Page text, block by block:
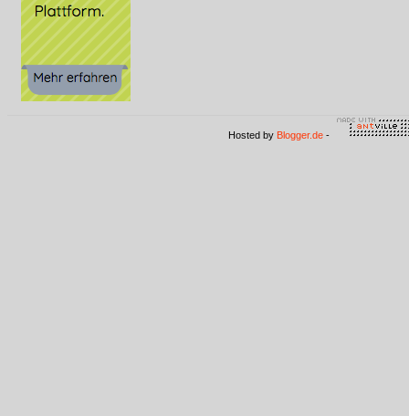
Hosted by Blogger.de -